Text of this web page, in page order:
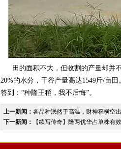
田的面积不大，但收割的产量却并
20%的水分，干谷产量高达1549斤/亩
答到：“种隆王稻，我不后悔”。
上一新闻： 各品种泯然于高温，财神稻横
下一新闻：
【续写传奇】隆两优华占单株有